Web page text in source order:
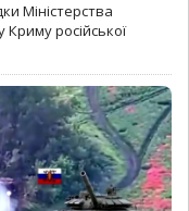
Міністерства
російської